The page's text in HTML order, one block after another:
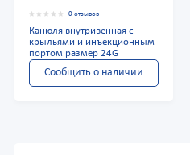
0 отзывов
Канюля внутривенная с
крыльями и инъекционным
портом размер 24G
Сообщить о наличии